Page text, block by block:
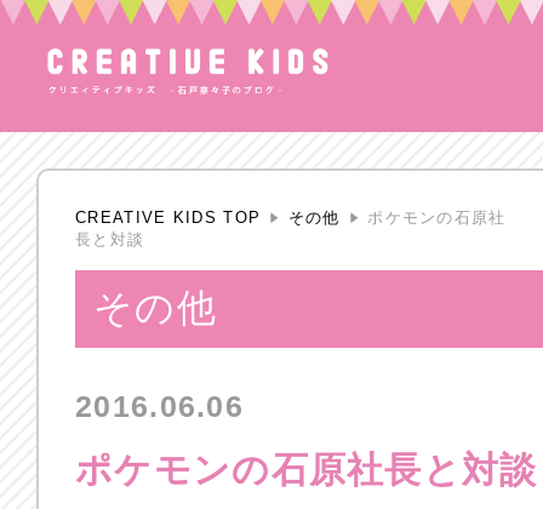
CREATIVE KIDS TOP その他
ポケモンの石原社
長と対談
その他
2016.06.06
ポケモンの石原社長と対談